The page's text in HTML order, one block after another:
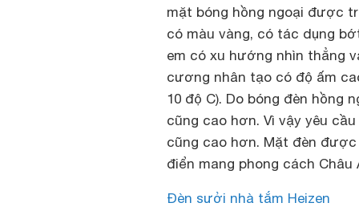
mặt bóng hồng ngoại được
có màu vàng, có tác dụng
em có xu hướng nhìn thẳng
cương nhân tạo có độ ấm
10 độ C). Do bóng đèn hồng
cũng cao hơn. Vì vậy yêu
cũng cao hơn. Mặt đèn
điển mang phong cách Châu
Đèn sưởi nhà tắm Heizen